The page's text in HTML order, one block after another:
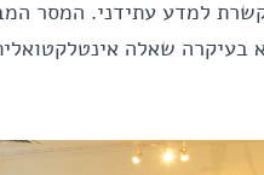
למדע עתידני. המסר
בעיקרה שאלה